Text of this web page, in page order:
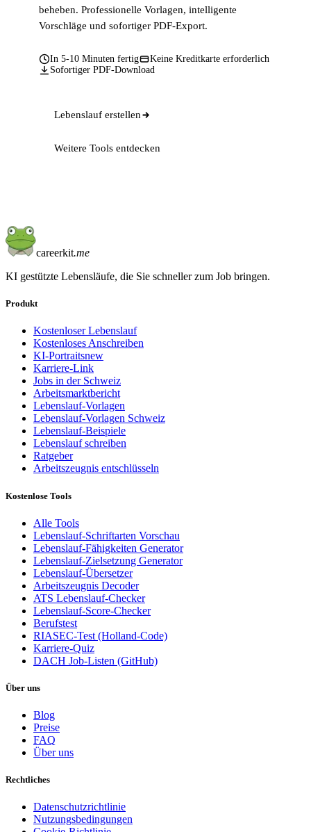
beheben. Professionelle Vorlagen, intelligente
Vorschläge und sofortiger PDF-Export.
In 5-10 Minuten fertig
Keine Kreditkarte erforderlich
Sofortiger PDF-Download
Lebenslauf erstellen
Weitere Tools entdecken
careerkit.me
KI gestützte Lebensläufe, die Sie schneller zum Job bringen.
Produkt
Kostenloser Lebenslauf
Kostenloses Anschreiben
KI-Portraitsnew
Karriere-Link
Jobs in der Schweiz
Arbeitsmarktbericht
Lebenslauf-Vorlagen
Lebenslauf-Vorlagen Schweiz
Lebenslauf-Beispiele
Lebenslauf schreiben
Ratgeber
Arbeitszeugnis entschlüsseln
Kostenlose Tools
Alle Tools
Lebenslauf-Schriftarten Vorschau
Lebenslauf-Fähigkeiten Generator
Lebenslauf-Zielsetzung Generator
Lebenslauf-Übersetzer
Arbeitszeugnis Decoder
ATS Lebenslauf-Checker
Lebenslauf-Score-Checker
Berufstest
RIASEC-Test (Holland-Code)
Karriere-Quiz
DACH Job-Listen (GitHub)
Über uns
Blog
Preise
FAQ
Über uns
Rechtliches
Datenschutzrichtlinie
Nutzungsbedingungen